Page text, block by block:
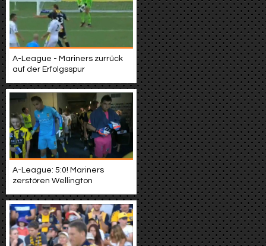
A-League - Mariners zurrück
auf der Erfolgsspur
A-League: 5:0! Mariners
zerstören Wellington